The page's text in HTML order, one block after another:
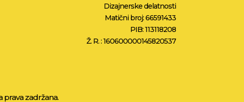
Dizajnerske delatnosti
Matični broj: 66591433
PIB: 113118208
Ž. R. : 160600000145820537
prava zadržana.